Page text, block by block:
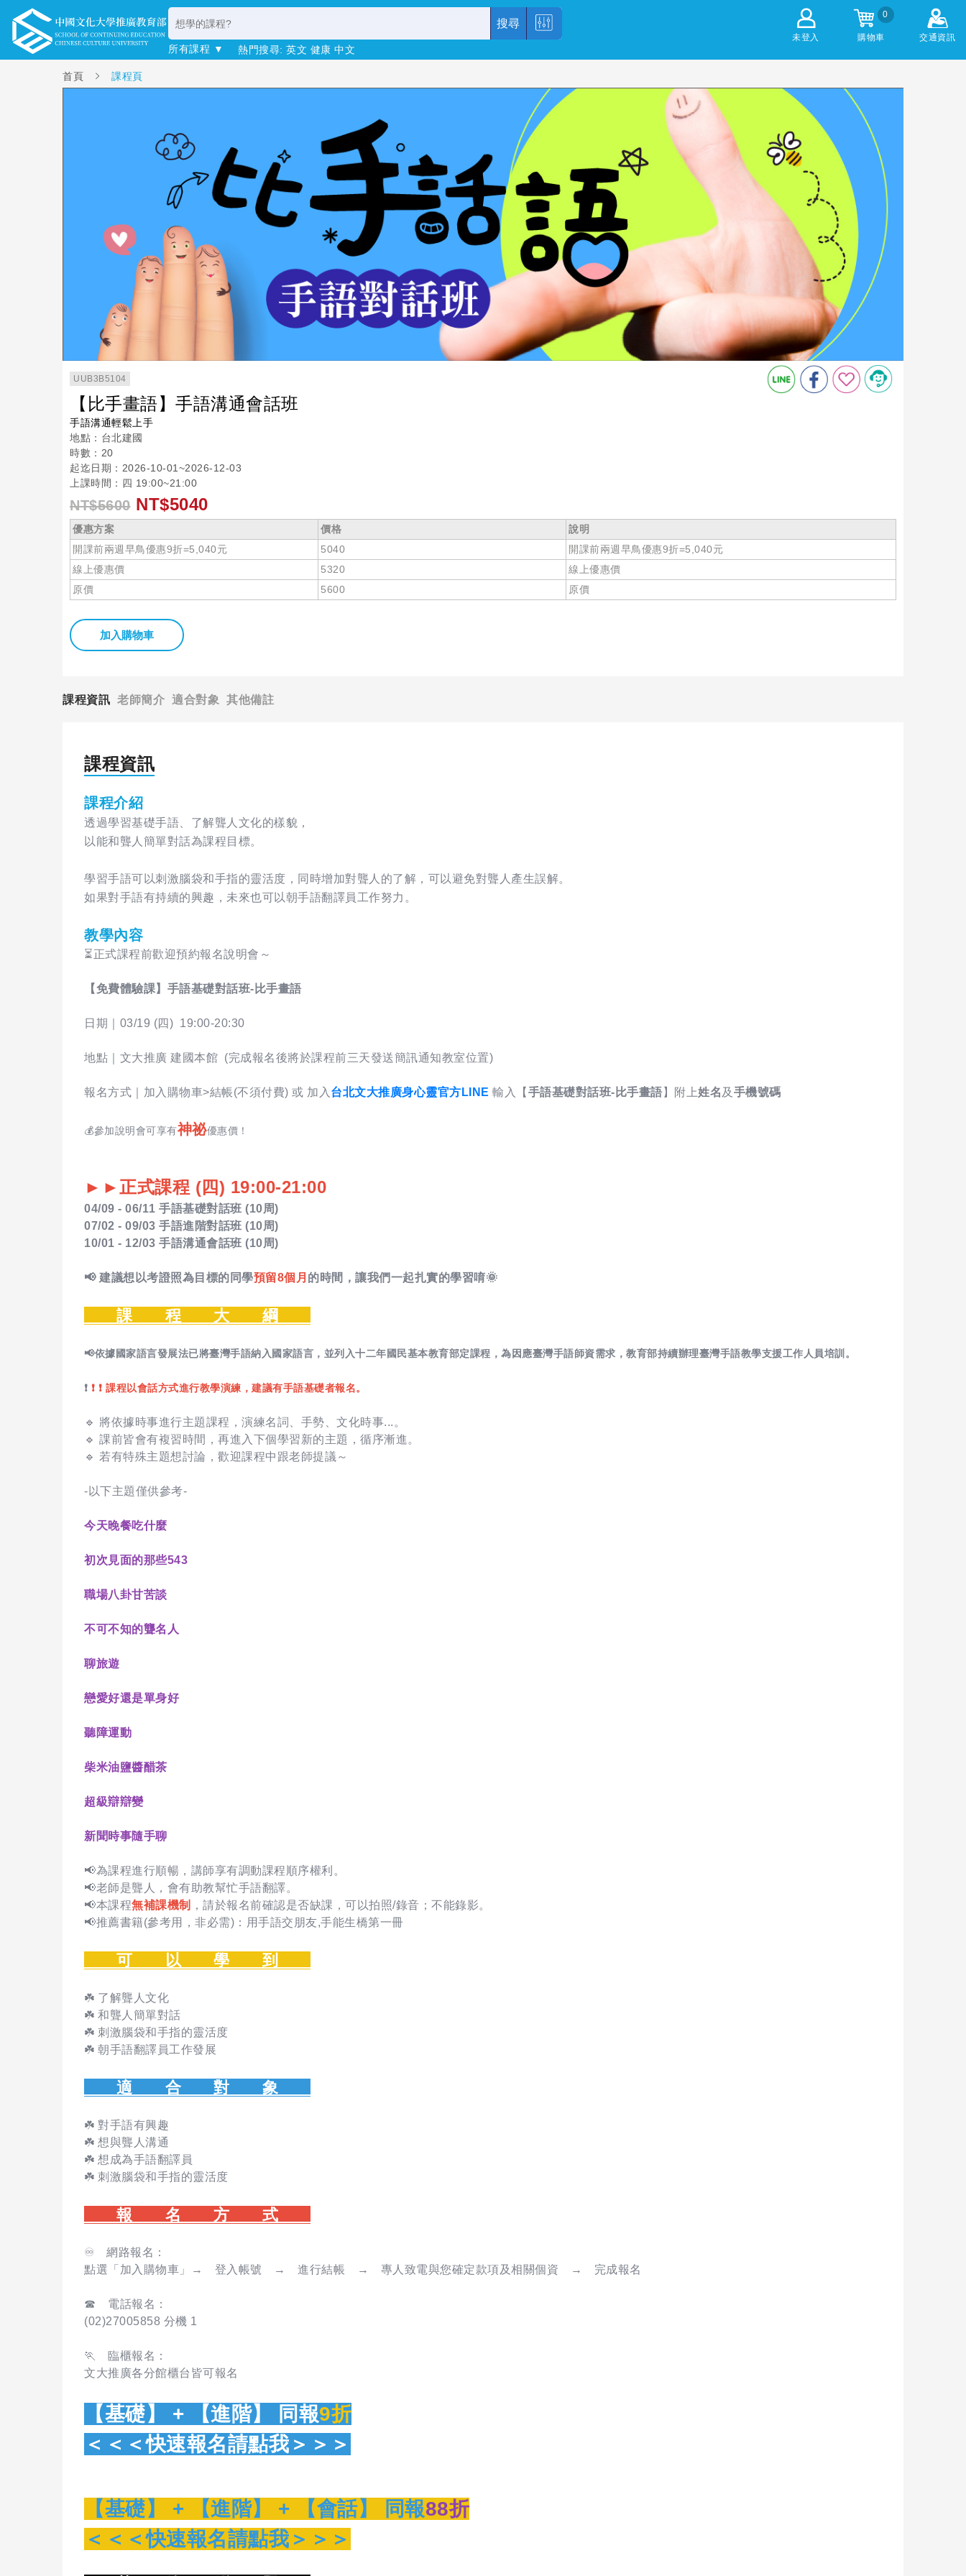
未登入
0
購物車 交通資訊
搜尋
所有課程 ▼ 熱門搜尋: 英文 健康 中文
首頁 課程頁
UUB3B5104
【比手畫語】手語溝通會話班
手語溝通輕鬆上手
地點：台北建國
時數：20
起迄日期：2026-10-01~2026-12-03
上課時間：四 19:00~21:00
NT$5600 NT$5040
優惠方案 價格
說明
開課前兩週早鳥優惠9折=5,040元
5040
開課前兩週早鳥優惠9折=5,040元
線上優惠價
5320
線上優惠價
原價
5600 原價
加入購物車
課程資訊 老師簡介 適合對象 其他備註
課程資訊
課程介紹
透過學習基礎手語、了解聾人文化的樣貌，
以能和聾人簡單對話為課程目標。
學習手語可以刺激腦袋和手指的靈活度，同時增加對聾人的了解，可以避免對聾人產生誤解。
如果對手語有持續的興趣，未來也可以朝手語翻譯員工作努力。
教學內容
⏳正式課程前歡迎預約報名說明會～
【免費體驗課】手語基礎對話班-比手畫語
日期｜03/19 (四) 19:00-20:30
地點｜文大推廣 建國本館 (完成報名後將於課程前三天發送簡訊通知教室位置)
報名方式｜加入購物車>結帳(不須付費) 或 加入 台北文大推廣身心靈官方LINE 輸入【 手語基礎對話班-比手畫語 】附上姓名 及 手機號碼
💰參加說明會可享有神祕優惠價！
►►正式課程 (四) 19:00-21:00
04/09 - 06/11 手語基礎對話班 (10周)
07/02 - 09/03 手語進階對話班 (10周)
10/01 - 12/03 手語溝通會話班 (10周)
📢 建議想以考證照為目標的同學預留8個月 的時間，讓我們一起扎實的學習唷🌞
課 程 大 綱
📢依據國家語言發展法已將臺灣手語納入國家語言，並列入十二年國民基本教育部定課程，為因應臺灣手語師資需求，教育部持續辦理臺灣手語教學支援工作人員培訓。
❗ ❗ ❗ 課程以會話方式進行教學演練，建議有手語基礎者報名。
🔹 將依據時事進行主題課程，演練名詞、手勢、文化時事...。
🔹 課前皆會有複習時間，再進入下個學習新的主題，循序漸進。
🔹 若有特殊主題想討論，歡迎課程中跟老師提議～
-以下主題僅供參考-
今天晚餐吃什麼
初次見面的那些543
職場八卦甘苦談
不可不知的聾名人
聊旅遊
戀愛好還是單身好
聽障運動
柴米油鹽醬醋茶
超級辯辯變
新聞時事隨手聊
📢為課程進行順暢，講師享有調動課程順序權利。
📢老師是聾人，會有助教幫忙手語翻譯。
📢本課程無補課機制
，請於報名前確認是否缺課，可以拍照/錄音；不能錄影。
📢推薦書籍(參考用，非必需)：用手語交朋友,手能生橋第一冊
可 以 學 到
☘️ 了解聾人文化
☘️ 和聾人簡單對話
☘️ 刺激腦袋和手指的靈活度
☘️ 朝手語翻譯員工作發展
適 合 對 象
☘️ 對手語有興趣
☘️ 想與聾人溝通
☘️ 想成為手語翻譯員
☘️ 刺激腦袋和手指的靈活度
報 名 方 式
♾️ 網路報名：
點選「加入購物車」→ 登入帳號 → 進行結帳 → 專人致電與您確定款項及相關個資 → 完成報名
☎ 電話報名：
(02)27005858 分機 1
🏃 臨櫃報名：
文大推廣各分館櫃台皆可報名
【基礎】 + 【進階】 同報9折
＜＜＜快速報名請點我＞＞＞
【基礎】 + 【進階】 + 【會話】 同報88折
＜＜＜快速報名請點我＞＞＞